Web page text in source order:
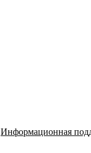
Информационная